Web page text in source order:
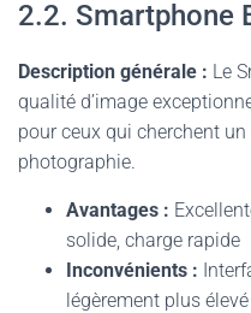
2.2. Smartphone
Description générale : Le
qualité d’image
pour ceux qui cherchent
photographie.
Avantages :
solide, charge rapide
Inconvénients :
légèrement plus élevé